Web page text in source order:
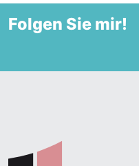
Folgen Sie mir!